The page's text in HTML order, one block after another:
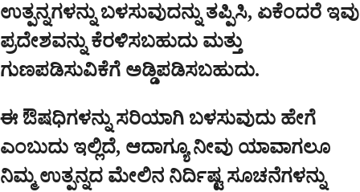
ಉತ್ಪನ್ನಗಳನ್ನು ಬಳಸುವುದನ್ನು ತಪ್ಪಿಸಿ, ಏಕೆಂದರೆ ಇವು
ಪ್ರದೇಶವನ್ನು ಕೆರಳಿಸಬಹುದು ಮತ್ತು
ಗುಣಪಡಿಸುವಿಕೆಗೆ ಅಡ್ಡಿಪಡಿಸಬಹುದು.
ಈ ಔಷಧಿಗಳನ್ನು ಸರಿಯಾಗಿ ಬಳಸುವುದು ಹೇಗೆ
ಎಂಬುದು ಇಲ್ಲಿದೆ, ಆದಾಗ್ಯೂ ನೀವು ಯಾವಾಗಲೂ
ನಿಮ್ಮ ಉತ್ಪನ್ನದ ಮೇಲಿನ ನಿರ್ದಿಷ್ಟ ಸೂಚನೆಗಳನ್ನು